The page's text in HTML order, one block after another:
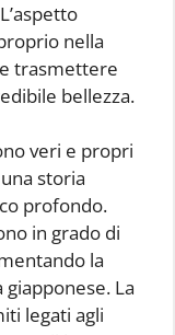
nella
trasmettere
bellezza.
veri e propri
storia
profondo.
in grado di
la
La
legati agli